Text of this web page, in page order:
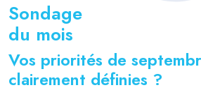
Sondage
du mois
Vos priorités de
clairement définies ?